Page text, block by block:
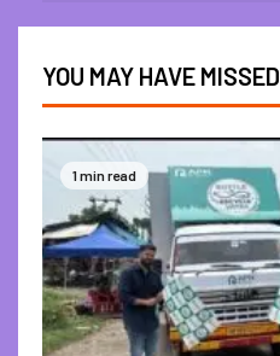
YOU MAY HAVE MISSED
1 min read